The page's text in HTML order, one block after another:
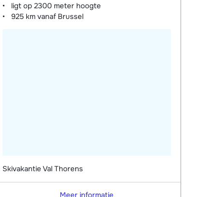
ligt op2300 meter hoogte
925 km vanaf Brussel
Skivakantie Val Thorens
Meer informatie